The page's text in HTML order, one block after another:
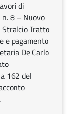
di
8 – Nuovo
Tratto
e pagamento
De Carlo
162 del